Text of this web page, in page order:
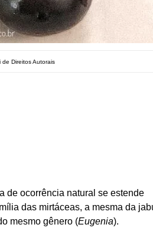
Direitos Autorais
de ocorrência natural se estende
das mirtáceas, a mesma da
mesmo gênero (Eugenia).